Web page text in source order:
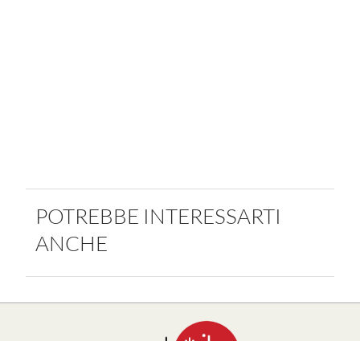
POTREBBE INTERESSARTI
ANCHE